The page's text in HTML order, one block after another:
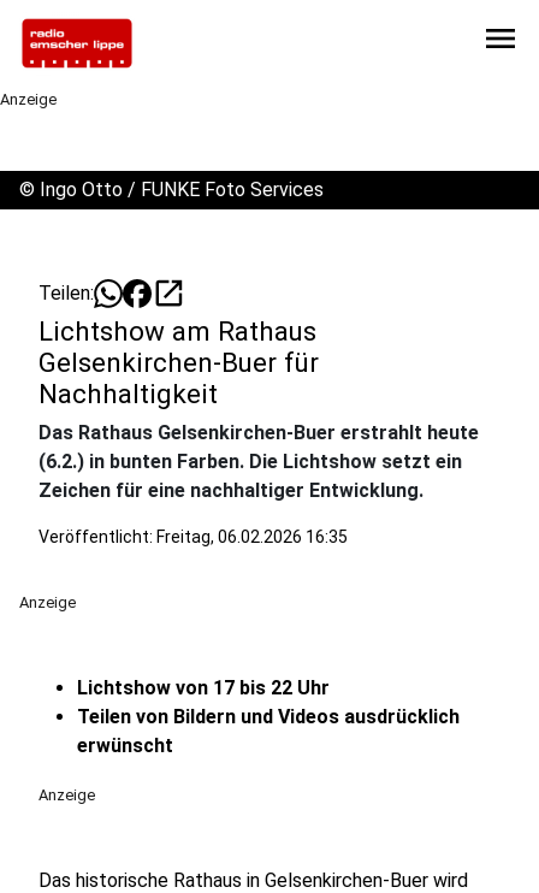
menu
Anzeige
© Ingo Otto / FUNKE Foto Services
Teilen: open_in_new
Lichtshow am Rathaus
Gelsenkirchen-Buer für
Nachhaltigkeit
Das Rathaus Gelsenkirchen-Buer erstrahlt heute
(6.2.) in bunten Farben. Die Lichtshow setzt ein
Zeichen für eine nachhaltiger Entwicklung.
Veröffentlicht: Freitag, 06.02.2026 16:35
Anzeige
Lichtshow von 17 bis 22 Uhr
Teilen von Bildern und Videos ausdrücklich
erwünscht
Anzeige
Das historische Rathaus in Gelsenkirchen-Buer wird